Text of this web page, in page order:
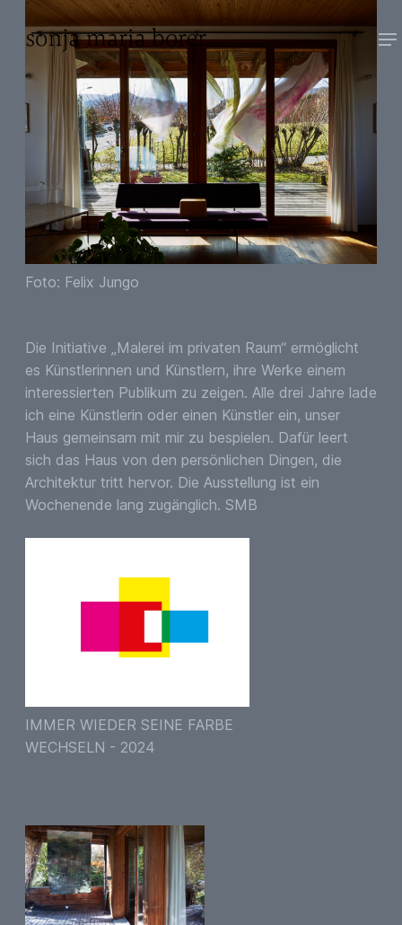
Foto: Felix Jungo
Die Initiative „Malerei im privaten Raum“ ermöglicht
es Künstlerinnen und Künstlern, ihre Werke einem
interessierten Publikum zu zeigen. Alle drei Jahre lade
ich eine Künstlerin oder einen Künstler ein, unser
Haus gemeinsam mit mir zu bespielen. Dafür leert
sich das Haus von den persönlichen Dingen, die
Architektur tritt hervor. Die Ausstellung ist ein
Wochenende lang zugänglich. SMB
IMMER WIEDER SEINE FARBE
WECHSELN - 2024